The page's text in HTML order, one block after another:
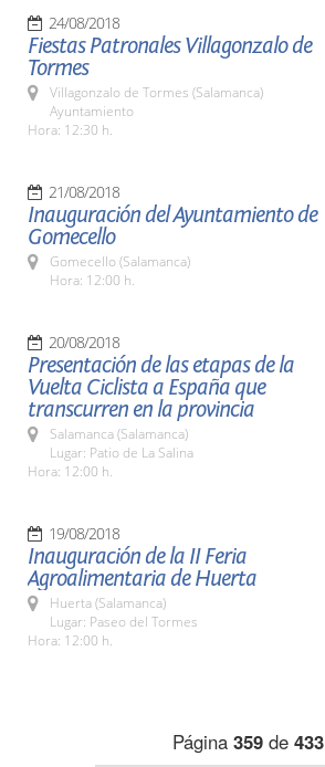
24/08/2018
Fiestas Patronales Villagonzalo de
Tormes
Villagonzalo de Tormes (Salamanca)
Ayuntamiento
Hora: 12:30 h.
21/08/2018
Inauguración del Ayuntamiento de
Gomecello
Gomecello (Salamanca)
Hora: 12:00 h.
20/08/2018
Presentación de las etapas de la
Vuelta Ciclista a España que
transcurren en la provincia
Salamanca (Salamanca)
Lugar: Patio de La Salina
Hora: 12:00 h.
19/08/2018
Inauguración de la II Feria
Agroalimentaria de Huerta
Huerta (Salamanca)
Lugar: Paseo del Tormes
Hora: 12:00 h.
Página 359de 433